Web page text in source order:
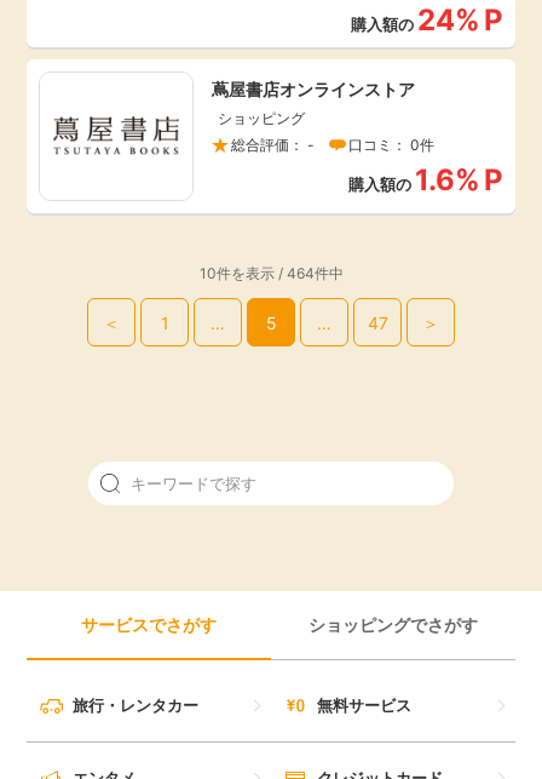
購入額の 24% P
蔦屋書店オンラインストア
ショッピング
総合評価： -
口コミ： 0件
購入額の 1.6% P
10件を表示 / 464件中
＜ 1 … 5 … 47 ＞
サービスでさがす ショッピングでさがす
旅行・レンタカー 無料サービス